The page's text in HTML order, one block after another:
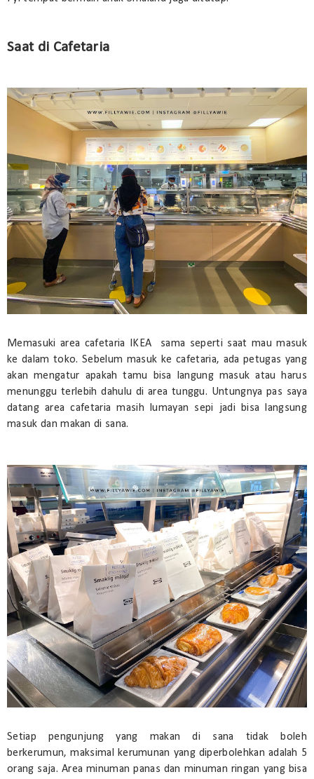
Saat di Cafetaria
Memasuki area cafetaria IKEA sama seperti saat mau masuk
ke dalam toko. Sebelum masuk ke cafetaria, ada petugas yang
akan mengatur apakah tamu bisa langung masuk atau harus
menunggu terlebih dahulu di area tunggu. Untungnya pas saya
datang area cafetaria masih lumayan sepi jadi bisa langsung
masuk dan makan di sana.
Setiap pengunjung yang makan di sana tidak boleh
berkerumun, maksimal kerumunan yang diperbolehkan adalah 5
orang saja. Area minuman panas dan minuman ringan yang bisa